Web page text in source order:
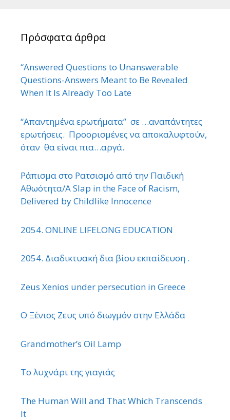
Πρόσφατα άρθρα
“Answered Questions to Unanswerable
Questions-Answers Meant to Be Revealed
When It Is Already Too Late
“Απαντημένα ερωτήματα” σε …αναπάντητες
ερωτήσεις. Προορισμένες να αποκαλυφτούν,
όταν θα είναι πια…αργά.
Ράπισμα στο Ρατσισμό από την Παιδική
Αθωότητα/A Slap in the Face of Racism,
Delivered by Childlike Innocence
2054. ONLINE LIFELONG EDUCATION
2054. Διαδικτυακή δια βίου εκπαίδευση .
Zeus Xenios under persecution in Greece
Ο Ξένιος Ζευς υπό διωγμόν στην Ελλάδα
Grandmother’s Oil Lamp
Το λυχνάρι της γιαγιάς
The Human Will and That Which Transcends
It